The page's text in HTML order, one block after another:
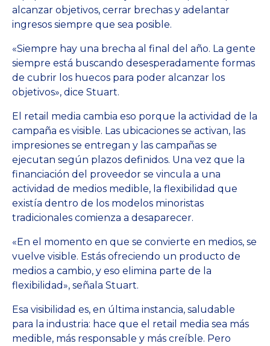
alcanzar objetivos, cerrar brechas y adelantar
ingresos siempre que sea posible.
«Siempre hay una brecha al final del año. La gente
siempre está buscando desesperadamente formas
de cubrir los huecos para poder alcanzar los
objetivos», dice Stuart.
El retail media cambia eso porque la actividad de la
campaña es visible. Las ubicaciones se activan, las
impresiones se entregan y las campañas se
ejecutan según plazos definidos. Una vez que la
financiación del proveedor se vincula a una
actividad de medios medible, la flexibilidad que
existía dentro de los modelos minoristas
tradicionales comienza a desaparecer.
«En el momento en que se convierte en medios, se
vuelve visible. Estás ofreciendo un producto de
medios a cambio, y eso elimina parte de la
flexibilidad», señala Stuart.
Esa visibilidad es, en última instancia, saludable
para la industria: hace que el retail media sea más
medible, más responsable y más creíble. Pero